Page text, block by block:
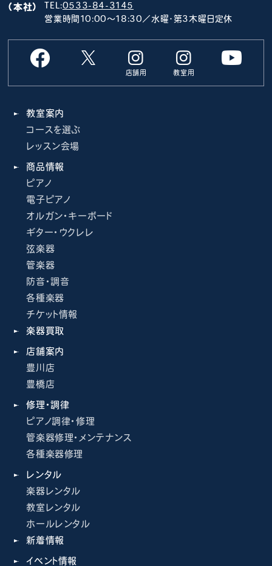
（本社）
TEL:0533-84-3145
営業時間10:00～18:30／水曜･第3木曜日定休
店舗用 教室用
教室案内
コースを選ぶ
レッスン会場
商品情報
ピアノ
電子ピアノ
オルガン・キーボード
ギター・ウクレレ
弦楽器
管楽器
防音・調音
各種楽器
チケット情報
楽器買取
店舗案内
豊川店
豊橋店
修理・調律
ピアノ調律・修理
管楽器修理・メンテナンス
各種楽器修理
レンタル
楽器レンタル
教室レンタル
ホールレンタル
新着情報
イベント情報